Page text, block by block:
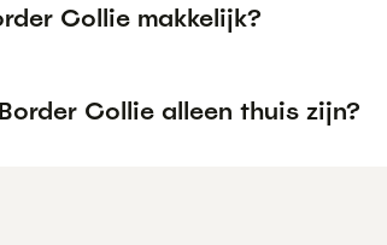
Collie makkelijk?
Collie alleen thuis zijn?